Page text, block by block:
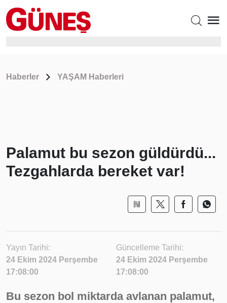
Haberler YAŞAM Haberleri
Palamut bu sezon güldürdü...
Tezgahlarda bereket var!
Yayın Tarihi:
24 Ekim 2024 Perşembe
17:08:00
Güncelleme Tarihi:
24 Ekim 2024 Perşembe
17:08:00
Bu sezon bol miktarda avlanan palamut,